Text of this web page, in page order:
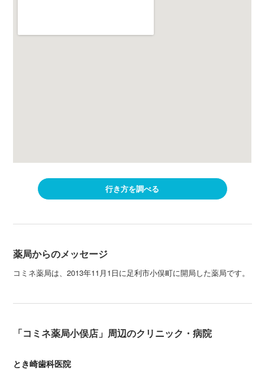
行き方を調べる
薬局からのメッセージ
コミネ薬局は、2013年11月1日に足利市小俣町に開局した薬局です。
「コミネ薬局小俣店」周辺のクリニック・病院
とき崎歯科医院